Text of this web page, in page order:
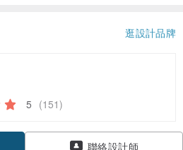
逛設計品牌
5 (151)
聯絡設計師